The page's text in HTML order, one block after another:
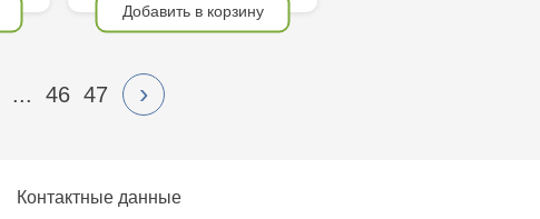
Добавить в корзину
... 46 47 ›
Контактные данные